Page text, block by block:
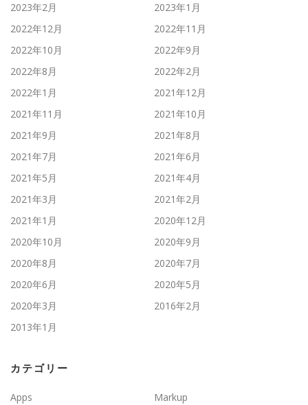
2023年2月
2023年1月
2022年12月
2022年11月
2022年10月
2022年9月
2022年8月
2022年2月
2022年1月
2021年12月
2021年11月
2021年10月
2021年9月
2021年8月
2021年7月
2021年6月
2021年5月
2021年4月
2021年3月
2021年2月
2021年1月
2020年12月
2020年10月
2020年9月
2020年8月
2020年7月
2020年6月
2020年5月
2020年3月
2016年2月
2013年1月
カテゴリー
Apps
Markup